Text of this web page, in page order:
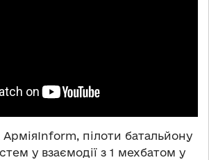
АрміяInform, пілоти батальйону
у взаємодії з 1 мехбатом у